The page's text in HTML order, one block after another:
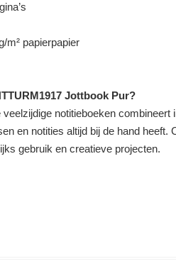
m² papierpapier
Jottbook Pur?
notitieboeken
en notities altijd bij de hand heeft.
gebruik en creatieve projecten.